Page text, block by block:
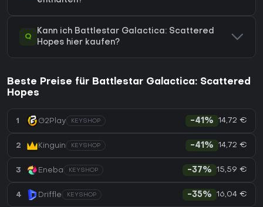
Q
Kann ich Battlestar Galactica: Scattered
Hopes hier kaufen?
Beste Preise für Battlestar Galactica: Scattered
Hopes
1 G2Play KEYSHOP -41% 14,72 €
2 Kinguin KEYSHOP -41% 14,72 €
3 Eneba KEYSHOP -37% 15,59 €
4 Driffle KEYSHOP -35% 16,04 €